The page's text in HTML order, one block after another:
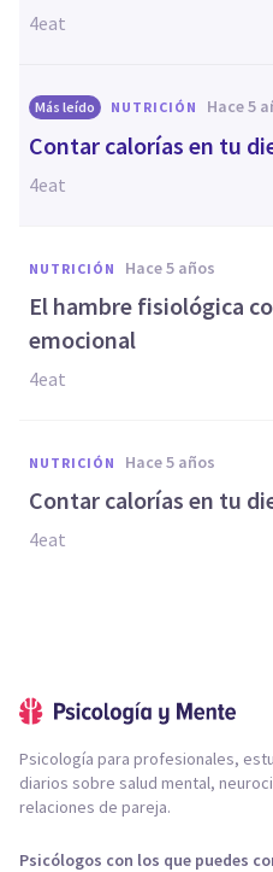
4eat
Más leído NUTRICIÓN hace 5
Contar calorías en tu
4eat
NUTRICIÓN hace 5 años
El hambre fisiológica
emocional
4eat
NUTRICIÓN hace 5 años
Contar calorías en tu
4eat
Psicología para profesionales,
diarios sobre salud mental,
relaciones de pareja.
Psicólogos con los que puedes